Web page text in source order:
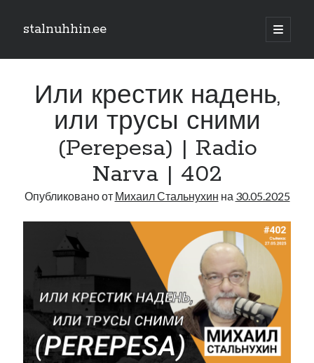
stalnuhhin.ee
отрыть
Боковая
панель
Поиск
Рубрики
Интервью
Книга
Нарва и северо-восток
Обзор прессы
Образование
Парламент и правительство
Фотографии
Экономика
Эстония и Россия
Или крестик надень,
или трусы сними
(Perepesa) | Radio
Narva | 402
Опубликовано от Михаил Стальнухин на 30.05.2025